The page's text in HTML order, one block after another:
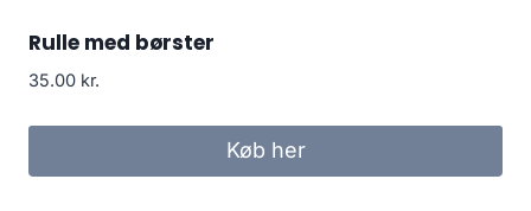
Rulle med børster
35.00 kr.
Køb her